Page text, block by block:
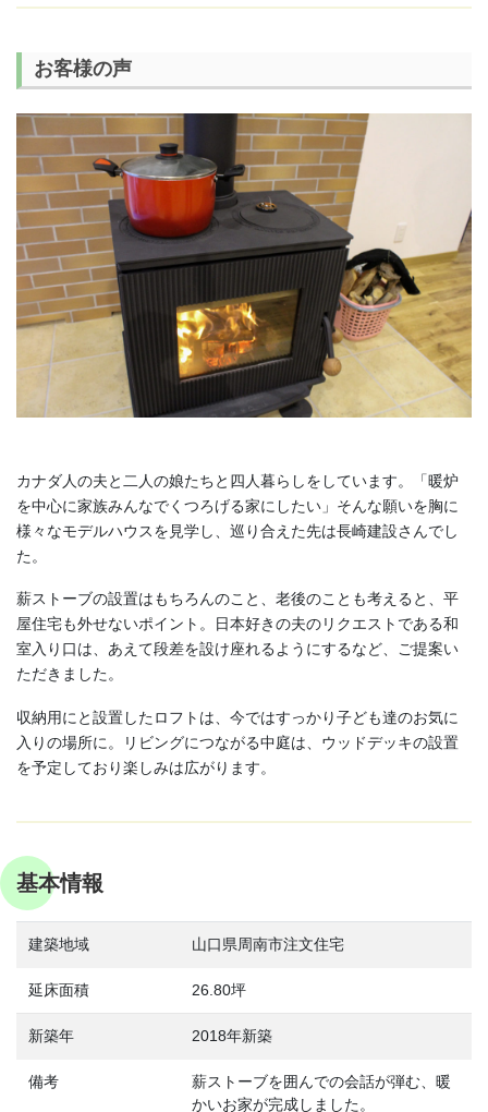
お客様の声
カナダ人の夫と二人の娘たちと四人暮らしをしています。「暖炉
を中心に家族みんなでくつろげる家にしたい」そんな願いを胸に
様々なモデルハウスを見学し、巡り合えた先は長崎建設さんでし
た。
薪ストーブの設置はもちろんのこと、老後のことも考えると、平
屋住宅も外せないポイント。日本好きの夫のリクエストである和
室入り口は、あえて段差を設け座れるようにするなど、ご提案い
ただきました。
収納用にと設置したロフトは、今ではすっかり子ども達のお気に
入りの場所に。リビングにつながる中庭は、ウッドデッキの設置
を予定しており楽しみは広がります。
基本情報
建築地域 山口県周南市注文住宅
延床面積 26.80坪
新築年 2018年新築
備考
薪ストーブを囲んでの会話が弾む、暖
かいお家が完成しました。